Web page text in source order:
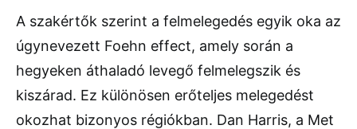
A szakértők szerint a felmelegedés egyik oka az
úgynevezett Foehn effect, amely során a
hegyeken áthaladó levegő felmelegszik és
kiszárad. Ez különösen erőteljes melegedést
okozhat bizonyos régiókban. Dan Harris, a Met